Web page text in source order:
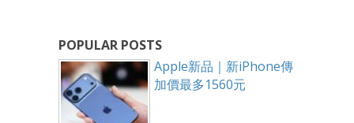
POPULAR POSTS
Apple新品｜新iPhone傳
加價最多1560元